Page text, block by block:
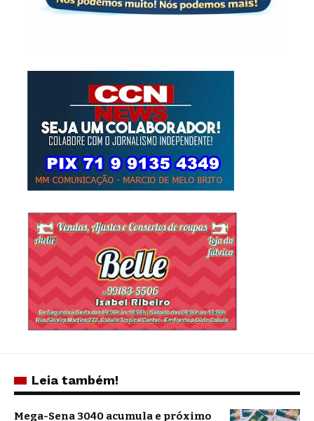
Leia também!
Mega-Sena 3040 acumula e próximo